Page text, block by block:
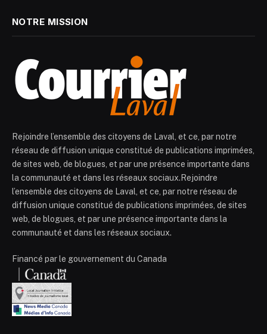
NOTRE MISSION
Rejoindre l’ensemble des citoyens de Laval, et ce, par notre
réseau de diffusion unique constitué de publications imprimées,
de sites web, de blogues, et par une présence importante dans
la communauté et dans les réseaux sociaux.Rejoindre
l’ensemble des citoyens de Laval, et ce, par notre réseau de
diffusion unique constitué de publications imprimées, de sites
web, de blogues, et par une présence importante dans la
communauté et dans les réseaux sociaux.
Financé par le gouvernement du Canada